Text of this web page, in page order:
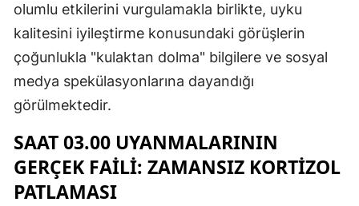
olumlu etkilerini vurgulamakla birlikte, uyku
kalitesini iyileştirme konusundaki görüşlerin
çoğunlukla "kulaktan dolma" bilgilere ve sosyal
medya spekülasyonlarına dayandığı
görülmektedir.
SAAT 03.00 UYANMALARININ
GERÇEK FAİLİ: ZAMANSIZ KORTİZOL
PATLAMASI